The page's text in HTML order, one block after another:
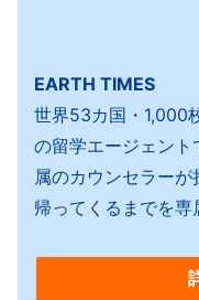
EARTH TIMES
世界53カ国・1,000
の留学エージェン
属のカウンセラー
帰ってくるまでを専